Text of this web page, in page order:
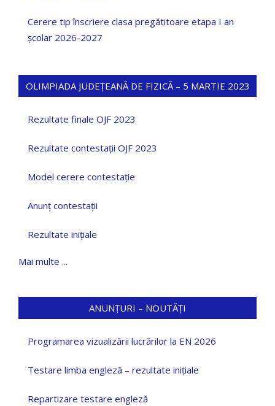
Cerere tip înscriere clasa pregătitoare etapa I an
școlar 2026-2027
OLIMPIADA JUDEȚEANĂ DE FIZICĂ – 5 MARTIE 2023
Rezultate finale OJF 2023
Rezultate contestații OJF 2023
Model cerere contestație
Anunț contestații
Rezultate inițiale
Mai multe ...
ANUNȚURI – NOUTĂȚI
Programarea vizualizării lucrărilor la EN 2026
Testare limba engleză – rezultate inițiale
Repartizare testare engleză